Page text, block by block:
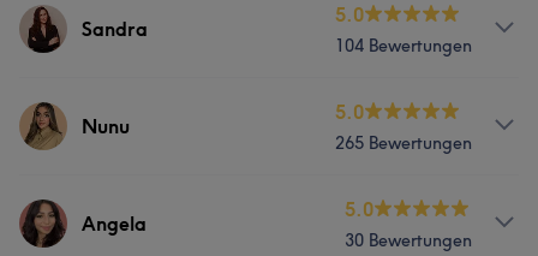
Services
Portfolio
Sandra
5.0
104 Bewertungen
Services
Portfolio
Nunu
5.0
265 Bewertungen
Services
Angela
5.0
30 Bewertungen